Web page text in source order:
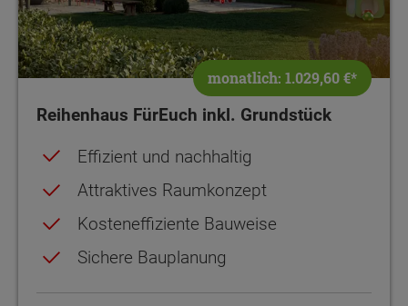
monatlich: 1.029,60 €*
Reihenhaus FürEuch inkl. Grundstück
Effizient und nachhaltig
Attraktives Raumkonzept
Kosteneffiziente Bauweise
Sichere Bauplanung